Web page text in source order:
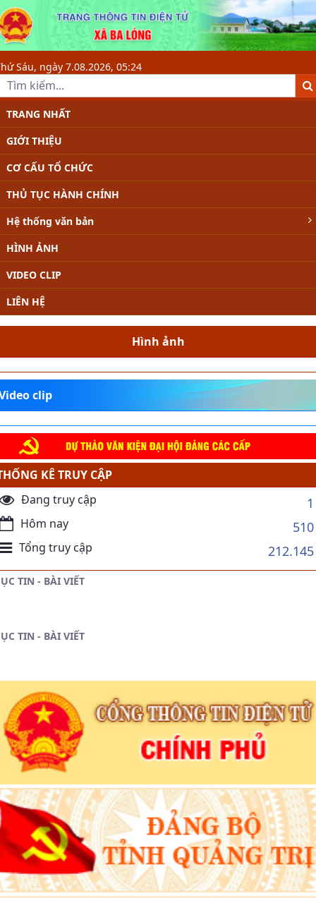
Mặt trận và các đoàn thể - Xã Ba
Sáu, ngày 7.08.2026, 05:24
TRANG NHẤT
GIỚI THIỆU
CƠ CẤU TỔ CHỨC
THỦ TỤC HÀNH CHÍNH
Hệ thống văn bản
HÌNH ẢNH
VIDEO CLIP
LIÊN HỆ
Hình ảnh
clip
KÊ TRUY CẬP
Đang truy cập
1
Hôm nay 510
Tổng truy cập 212.145
TIN - BÀI VIẾT
TIN - BÀI VIẾT